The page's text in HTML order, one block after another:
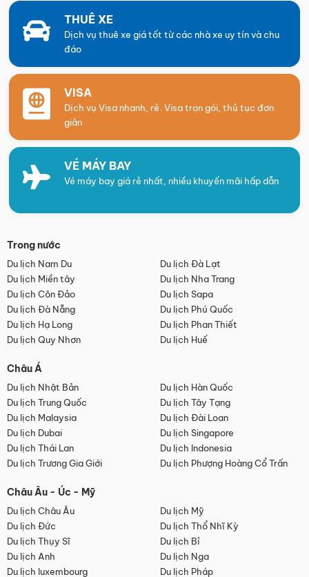
THUÊ XE
Dịch vụ thuê xe giá tốt từ các nhà xe uy tín và chu
đáo
VISA
Dịch vụ Visa nhanh, rẻ. Visa trọn gói, thủ tục đơn
giản
VÉ MÁY BAY
Vé máy bay giá rẻ nhất, nhiều khuyến mãi hấp dẫn
Trong nước
Du lịch Nam Du
Du lịch Đà Lạt
Du lịch Miền tây
Du lịch Nha Trang
Du lịch Côn Đảo
Du lịch Sapa
Du lịch Đà Nẵng
Du lịch Phú Quốc
Du lịch Hạ Long
Du lịch Phan Thiết
Du lịch Quy Nhơn
Du lịch Huế
Châu Á
Du lịch Nhật Bản
Du lịch Hàn Quốc
Du lịch Trung Quốc
Du lịch Tây Tạng
Du lịch Malaysia
Du lịch Đài Loan
Du lịch Dubai
Du lịch Singapore
Du lịch Thái Lan
Du lịch Indonesia
Du lịch Trương Gia Giới
Du lịch Phượng Hoàng Cổ Trấn
Châu Âu - Úc - Mỹ
Du lịch Châu Âu
Du lịch Mỹ
Du lịch Đức
Du lịch Thổ Nhĩ Kỳ
Du lịch Thụy Sĩ
Du lịch Bỉ
Du lịch Anh
Du lịch Nga
Du lịch luxembourg
Du lịch Pháp